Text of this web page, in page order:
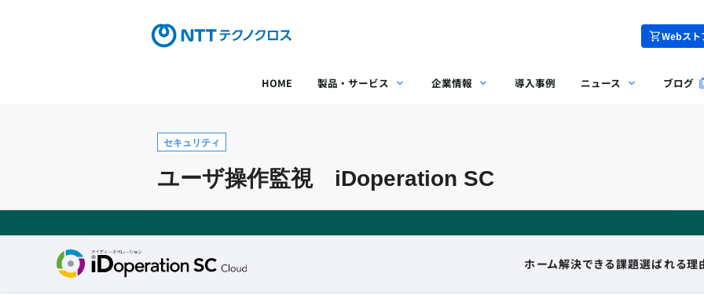
Webスト
HOME 製品・サービス 企業情報 導入事例 ニュース ブログ
セキュリティ
ユーザ操作監視 iDoperation SC
ホーム解決できる課題選ばれる理